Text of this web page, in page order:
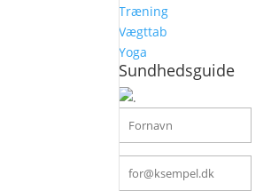
Træning
Vægttab
Yoga
Sundhedsguide